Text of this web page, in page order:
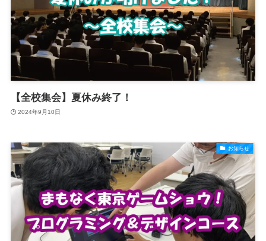
【全校集会】夏休み終了！
2024年9月10日
お知らせ